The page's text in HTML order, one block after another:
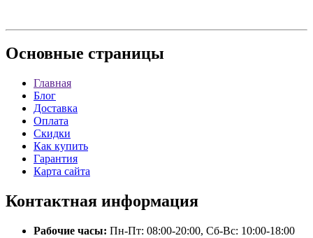
Основные страницы
Главная
Блог
Доставка
Оплата
Скидки
Как купить
Гарантия
Карта сайта
Контактная информация
Рабочие часы: Пн-Пт: 08:00-20:00, Сб-Вс: 10:00-18:00